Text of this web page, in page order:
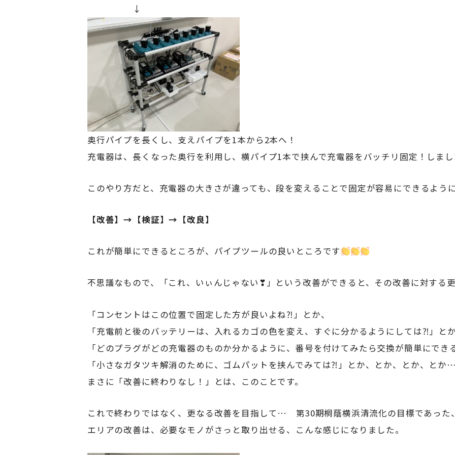
↓
奥行パイプを長くし、支えパイプを1本から2本へ！
充電器は、長くなった奥行を利用し、横パイプ1本で挟んで充電器をバッチリ固定！しま
このやり方だと、充電器の大きさが違っても、段を変えることで固定が容易にできるように
【改善】→【検証】→【改良】
これが簡単にできるところが、パイプツールの良いところです
不思議なもので、「これ、いぃんじゃない❣」という改善ができると、その改善に対する
「コンセントはこの位置で固定した方が良いよね⁈」とか、
「充電前と後のバッテリーは、入れるカゴの色を変え、すぐに分かるようにしては⁈」と
「どのプラグがどの充電器のものか分かるように、番号を付けてみたら交換が簡単にで
「小さなガタツキ解消のために、ゴムパットを挟んでみては⁈」とか、とか、とか、とか…
まさに「改善に終わりなし！」とは、このことです。
これで終わりではなく、更なる改善を目指して… 第30期桐蔭横浜清流化の目標であった
エリアの改善は、必要なモノがさっと取り出せる、こんな感じになりました。